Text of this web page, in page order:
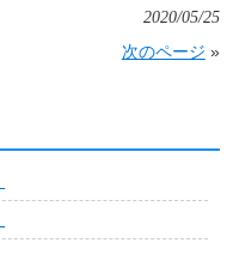
2020/05/25
次のページ »